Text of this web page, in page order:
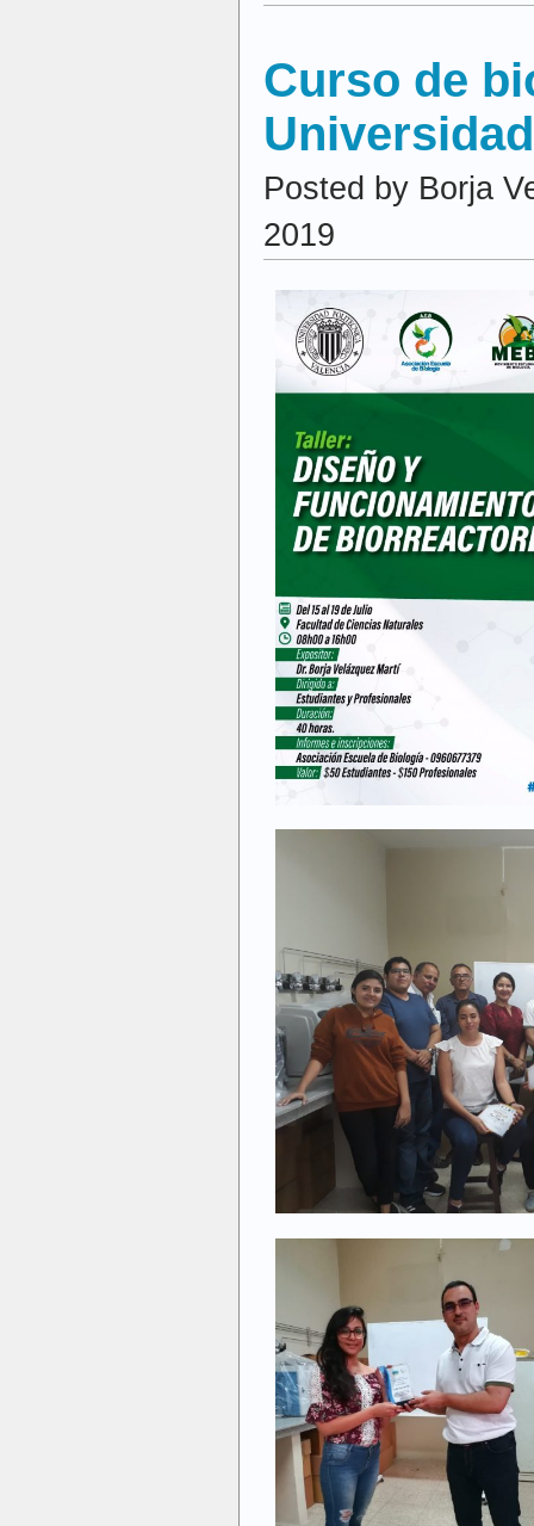
Velázquez
Curso de
Posted by Borja
2019